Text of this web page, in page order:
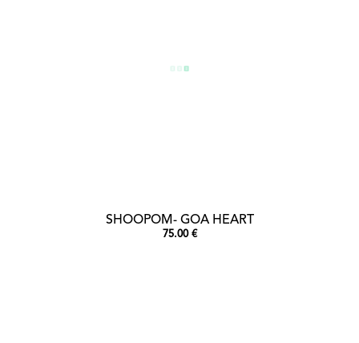
SHOOPOM- GOA HEART
75.00 €